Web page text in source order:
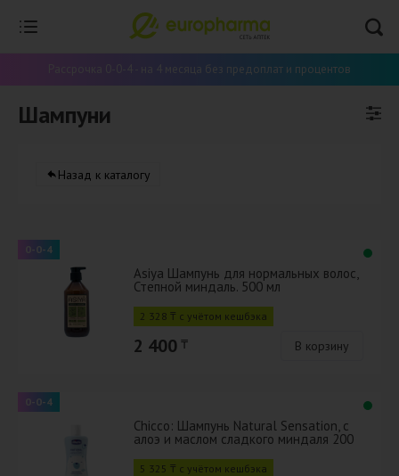
Рассрочка 0-0-4 - на 4 месяца без предоплат и процентов
Шампуни
Назад к каталогу
0-0-4
Asiya Шампунь для нормальных волос,
Степной миндаль. 500 мл
2 328 ₸ с учётом кешбэка
2 400 ₸ В корзину
0-0-4
Chicco: Шампунь Natural Sensation, с
алоэ и маслом сладкого миндаля 200
5 325 ₸ с учётом кешбэка